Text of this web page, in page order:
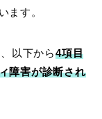
ます。
以下から4項目
障害が診断され